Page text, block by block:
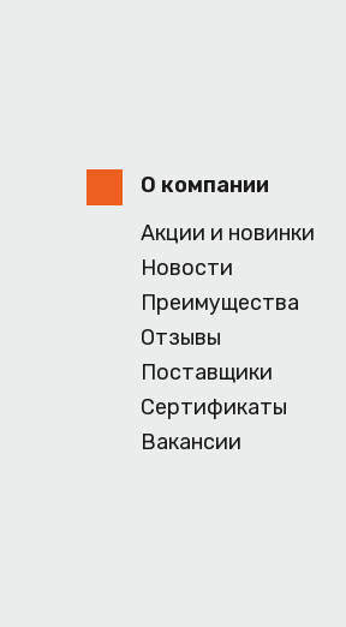
О компании
Акции и новинки
Новости
Преимущества
Отзывы
Поставщики
Сертификаты
Вакансии